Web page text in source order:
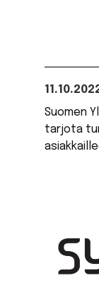
Suomen
tarjota